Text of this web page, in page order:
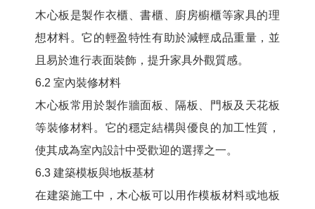
木心板是製作衣櫃、書櫃、廚房櫥櫃等家具的理
想材料。它的輕盈特性有助於減輕成品重量，並
且易於進行表面裝飾，提升家具外觀質感。
6.2 室內裝修材料
木心板常用於製作牆面板、隔板、門板及天花板
等裝修材料。它的穩定結構與優良的加工性質，
使其成為室內設計中受歡迎的選擇之一。
6.3 建築模板與地板基材
在建築施工中，木心板可以用作模板材料或地板